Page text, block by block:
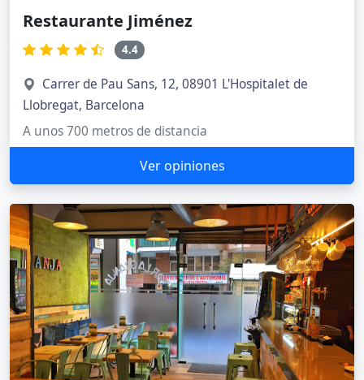
Restaurante Jiménez
4.4
Carrer de Pau Sans, 12, 08901 L'Hospitalet de
Llobregat, Barcelona
A unos 700 metros de distancia
Ver opiniones